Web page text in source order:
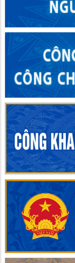
Khai giảng lớp bồi
tượng 4 năm 2026
18/05/2026
Đồng chí Danh
thứ Tư (kỳ họp
đã được thông
UBND xã Giồng
tháng 7 năm
Chủ tịch UBND
chính sách
Lễ dâng hương,
niệm 79 năm
Chủ tịch
chính sách nhân